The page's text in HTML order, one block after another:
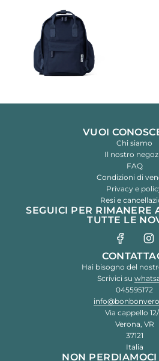
VUOI
Chi siamo
Il nostro
FAQ
Condizioni di
Privacy e
Resi e
SEGUICI PER RIMANERE
TUTTE LE
Hai bisogno del
Scrivici su
045595172
Via cappello
Verona, VR
37121
Italia
NON